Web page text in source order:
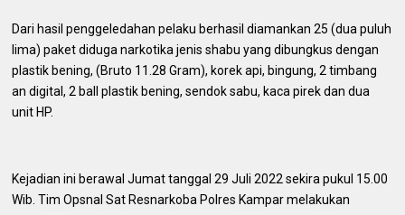
Dari hasil penggeledahan pelaku berhasil diamankan 25 (dua puluh
lima) paket diduga narkotika jenis shabu yang dibungkus dengan
plastik bening, (Bruto 11.28 Gram), korek api, bingung, 2 timbang
an digital, 2 ball plastik bening, sendok sabu, kaca pirek dan dua
unit HP.
Kejadian ini berawal Jumat tanggal 29 Juli 2022 sekira pukul 15.00
Wib. Tim Opsnal Sat Resnarkoba Polres Kampar melakukan